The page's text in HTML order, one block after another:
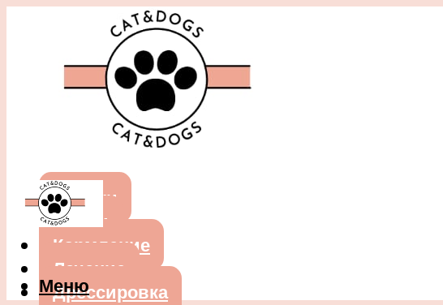
Собаки
Кошки
Кормление
Лечение
Дрессировка
Меню